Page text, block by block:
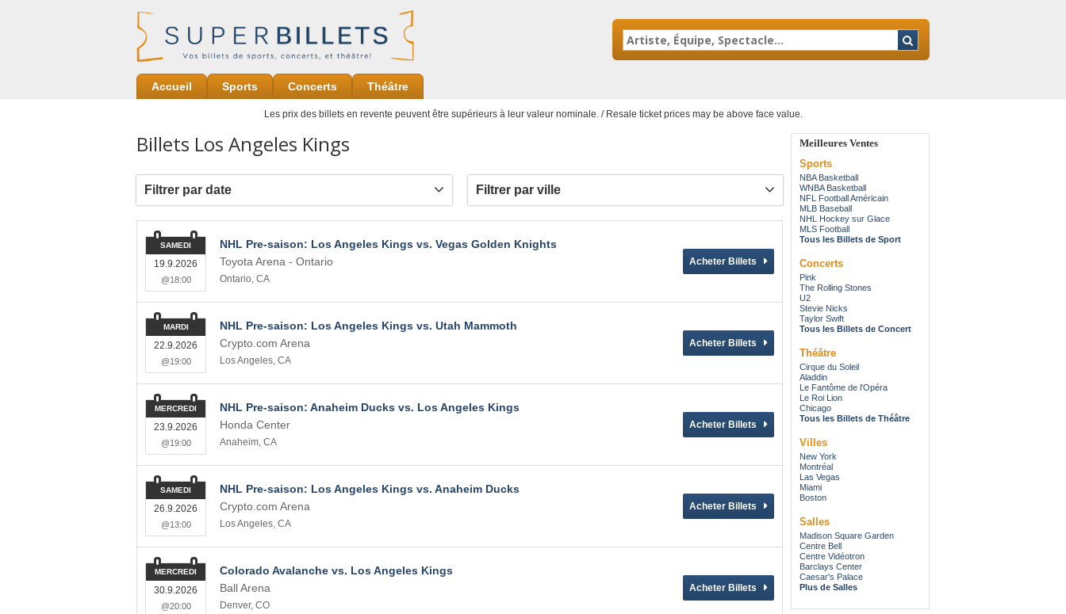
Accueil Sports Concerts Théâtre
Les prix des billets en revente peuvent être supérieurs à leur valeur nominale. / Resale ticket prices may be above face value.
Meilleures Ventes
Sports
NBA Basketball
WNBA Basketball
NFL Football Américain
MLB Baseball
NHL Hockey sur Glace
MLS Football
Tous les Billets de Sport
Concerts
Pink
The Rolling Stones
U2
Stevie Nicks
Taylor Swift
Tous les Billets de Concert
Théâtre
Cirque du Soleil
Aladdin
Le Fantôme de l'Opéra
Le Roi Lion
Chicago
Tous les Billets de Théâtre
Villes
New York
Montréal
Las Vegas
Miami
Boston
Salles
Madison Square Garden
Centre Bell
Centre Vidéotron
Barclays Center
Caesar's Palace
Plus de Salles
Billets Los Angeles Kings
Filtrer par date Filtrer par ville
NHL Pre-saison: Los Angeles Kings vs. Vegas Golden Knights
Toyota Arena - Ontario
Ontario, CA
SAMEDI
19.9.2026
@18:00
NHL Pre-saison: Los Angeles Kings vs. Utah Mammoth
Crypto.com Arena
Los Angeles, CA
MARDI
22.9.2026
@19:00
NHL Pre-saison: Anaheim Ducks vs. Los Angeles Kings
Honda Center
Anaheim, CA
MERCREDI
23.9.2026
@19:00
NHL Pre-saison: Los Angeles Kings vs. Anaheim Ducks
Crypto.com Arena
Los Angeles, CA
SAMEDI
26.9.2026
@13:00
Colorado Avalanche vs. Los Angeles Kings
Ball Arena
Denver, CO
MERCREDI
30.9.2026
@20:00